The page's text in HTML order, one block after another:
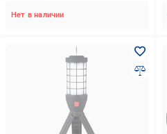
Нет в наличии